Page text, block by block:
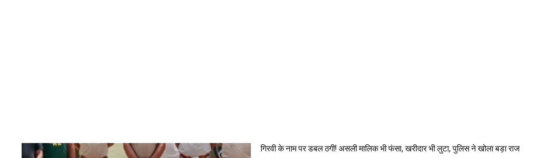
गिरवी के नाम पर डबल ठगी! असली मालिक भी फंसा, खरीदार भी लुटा, पुलिस ने खोला बड़ा राज